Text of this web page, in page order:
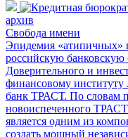
архив
Свобода имени
Эпидемия «атипичных»
российскую банковскую
Доверительного и
финансовому
банк ТРАСТ. По словам
новоиспеченного
является одним из
создать мощный